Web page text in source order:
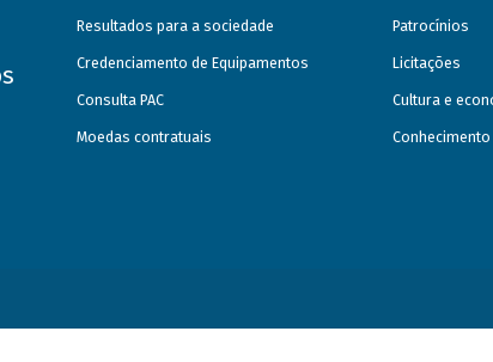
Resultados para a sociedade
Credenciamento de Equipamentos
Consulta PAC
Moedas contratuais
Patrocínios
Licitações
Cultura e
Conhecimento